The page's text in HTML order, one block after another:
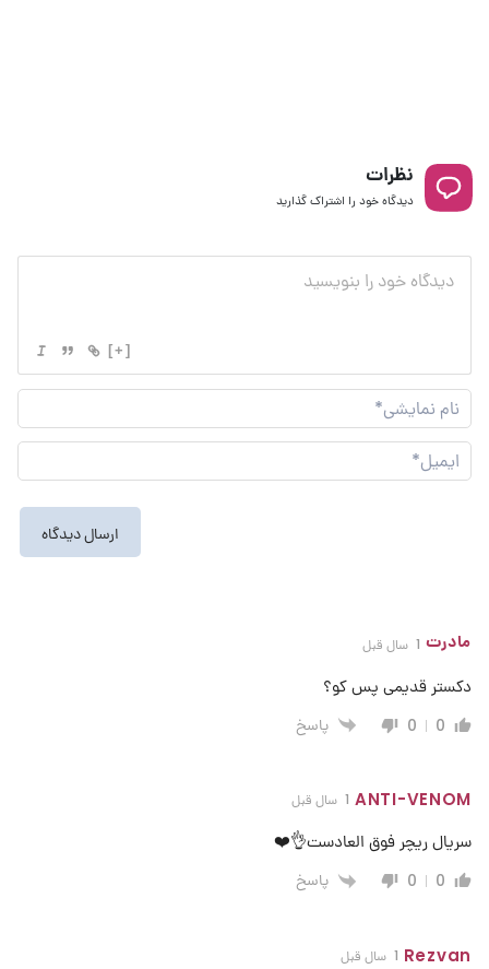
نظرات
دیدگاه خود را اشتراک گذارید
[+]
نام
مادرت 1 سال قبل
دکستر قدیمی پس کو؟
0
0 پاسخ
ANTI-VENOM 1 سال قبل
سریال ریچر فوق العادست👌❤️
0
0 پاسخ
Rezvan 1 سال قبل